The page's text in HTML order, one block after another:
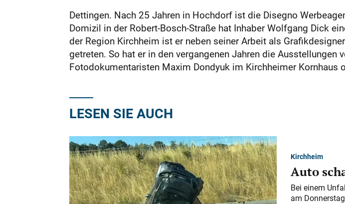
Dettingen. Nach 25 Jahren in Hochdorf ist die Disegno
Domizil in der Robert-Bosch-Straße hat Inhaber Wolfgang Dick
der Region Kirchheim ist er neben seiner Arbeit als
getreten. So hat er in den vergangenen Jahren die
Fotodokumentaris­ten Maxim Dondyuk im Kirchheimer Kornhaus
LESEN SIE AUCH
Kirchheim
Auto
Bei einem
am